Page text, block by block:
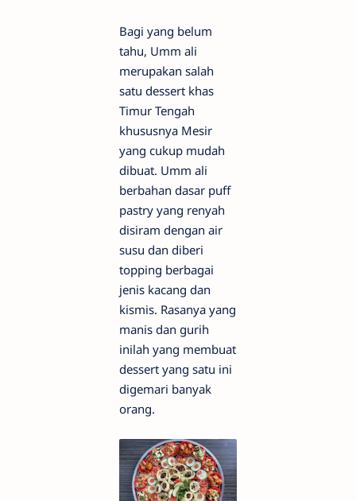
Bagi yang belum
tahu, Umm ali
merupakan salah
satu dessert khas
Timur Tengah
khususnya Mesir
yang cukup mudah
dibuat. Umm ali
berbahan dasar puff
pastry yang renyah
disiram dengan air
susu dan diberi
topping berbagai
jenis kacang dan
kismis. Rasanya yang
manis dan gurih
inilah yang membuat
dessert yang satu ini
digemari banyak
orang.